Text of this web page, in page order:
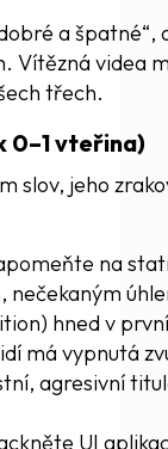
a špatné“,
Vítězná videa
třech.
0–1 vteřina)
slov, jeho
na
nečekaným
hned v
má vypnutá
agresivní
UI